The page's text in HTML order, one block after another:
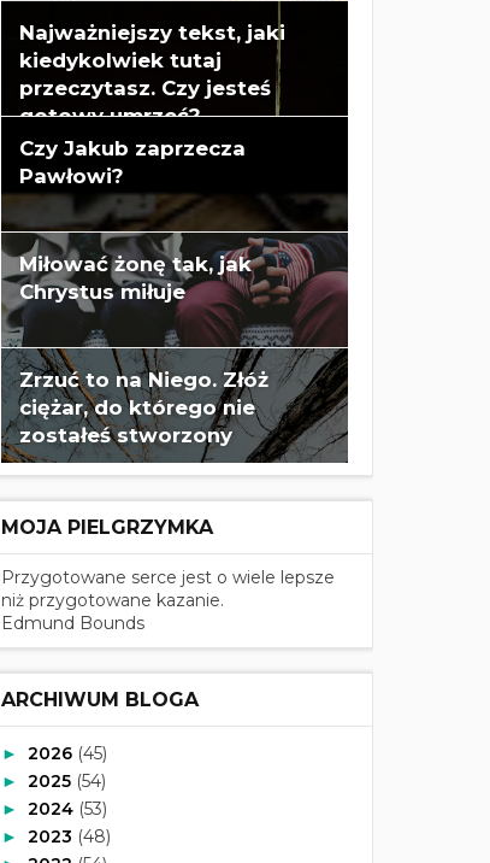
Najważniejszy tekst, jaki
kiedykolwiek tutaj
przeczytasz. Czy jesteś
gotowy umrzeć?
Czy Jakub zaprzecza
Pawłowi?
Miłować żonę tak, jak
Chrystus miłuje
Zrzuć to na Niego. Złóż
ciężar, do którego nie
zostałeś stworzony
MOJA PIELGRZYMKA
Przygotowane serce jest o wiele lepsze
niż przygotowane kazanie.
Edmund Bounds
ARCHIWUM BLOGA
► 2026 (45)
► 2025 (54)
► 2024 (53)
► 2023 (48)